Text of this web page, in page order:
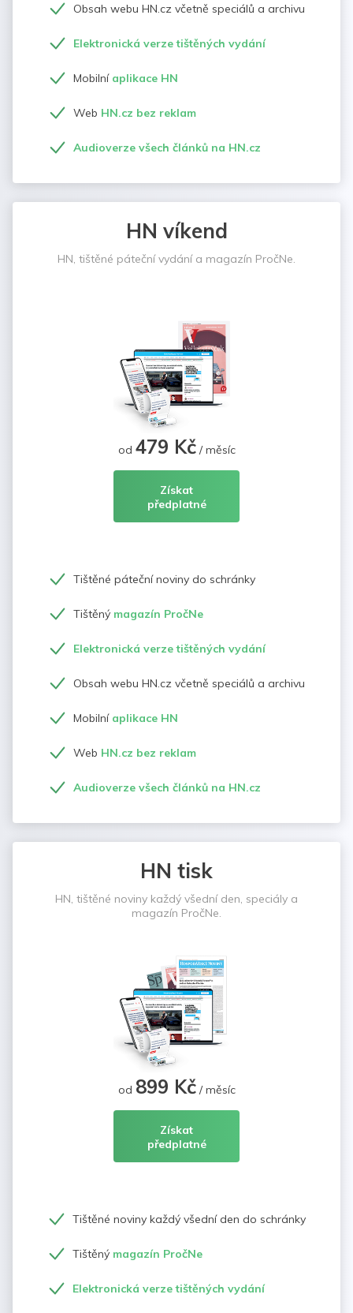
Obsah webu HN.cz včetně speciálů a archivu
Elektronická verze tištěných vydání
Mobilní aplikace HN
Web HN.cz bez reklam
Audioverze všech článků na HN.cz
HN víkend
HN, tištěné páteční vydání a magazín PročNe.
od 479 Kč/ měsíc
Získat
předplatné
Tištěné páteční noviny do schránky
Tištěný magazín PročNe
Elektronická verze tištěných vydání
Obsah webu HN.cz včetně speciálů a archivu
Mobilní aplikace HN
Web HN.cz bez reklam
Audioverze všech článků na HN.cz
HN tisk
HN, tištěné noviny každý všední den, speciály a
magazín PročNe.
od 899 Kč/ měsíc
Získat
předplatné
Tištěné noviny každý všední den do schránky
Tištěný magazín PročNe
Elektronická verze tištěných vydání